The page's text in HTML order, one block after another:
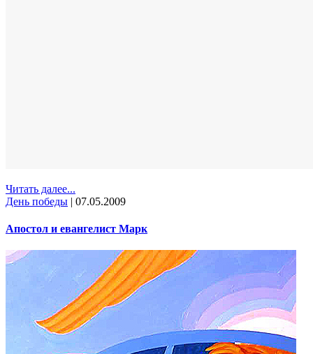
Читать далее...
День победы | 07.05.2009
Апостол и евангелист Марк